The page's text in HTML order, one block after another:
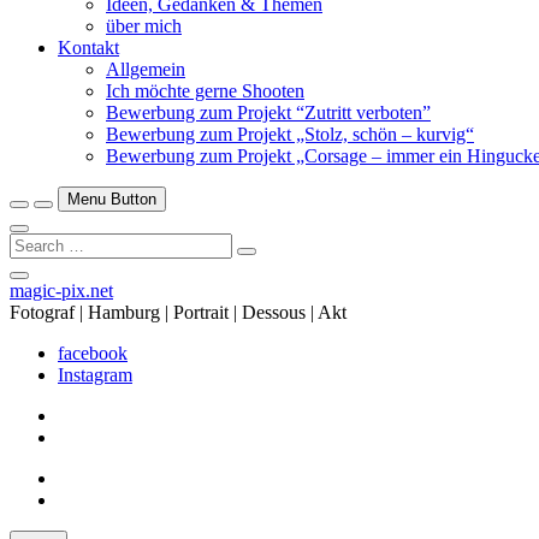
über mich
Kontakt
Allgemein
Ich möchte gerne Shooten
Bewerbung zum Projekt “Zutritt verboten”
Bewerbung zum Projekt „Stolz, schön – kurvig“
Bewerbung zum Projekt „Corsage – immer ein
Menu Button
Search
…
Close
Side
Menu
magic-pix.net
Fotograf | Hamburg | Portrait | Dessous | Akt
facebook
Instagram